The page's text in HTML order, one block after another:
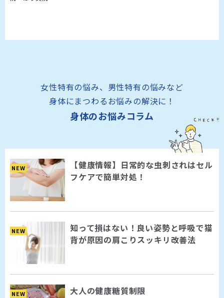
女性特有の悩み、男性特有の悩みなど
身体にまつわるお悩みの解決に！
身体のお悩みコラム
NEW
【健康情報】日常的な虫刺されはセル
フケアで簡単対処！
NEW
知って損はない！良い姿勢と呼吸で猫
背が原因の肩こりスッキリ改善法
NEW 大人の健康糖質制限